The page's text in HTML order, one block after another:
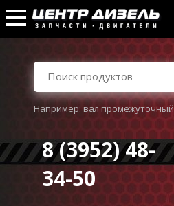
Например:вал промежуточный
8 (3952) 48-
34-50